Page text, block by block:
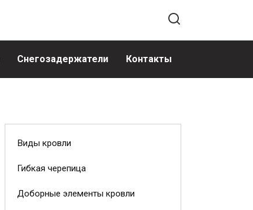
Снегозадержатели Контакты
Виды кровли
Гибкая черепица
Доборные элементы кровли